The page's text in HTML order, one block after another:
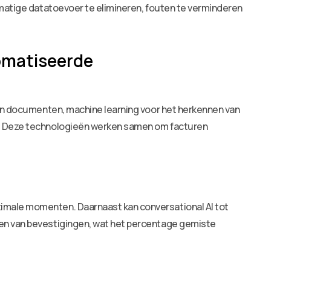
datatoevoer te elimineren, fouten te verminderen
machine learning voor het herkennen van
technologieën werken samen om facturen
momenten. Daarnaast kan conversational AI tot
van bevestigingen, wat het percentage gemiste